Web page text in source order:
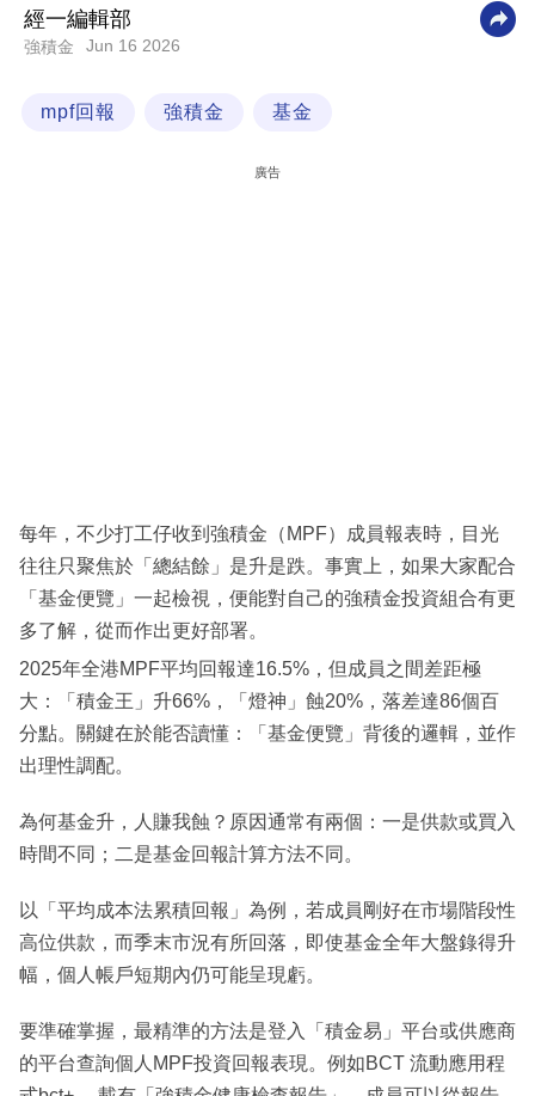
業
技
閱
專
區
經一編輯部
強積金 Jun 16 2026
mpf回報 強積金 基金
廣告
每年，不少打工仔收到強積金（MPF）成員報表時，目光
往往只聚焦於「總結餘」是升是跌。事實上，如果大家配合
「基金便覽」一起檢視，便能對自己的強積金投資組合有更
多了解，從而作出更好部署。
2025年全港MPF平均回報達16.5%，但成員之間差距極
大：「積金王」升66%，「燈神」蝕20%，落差達86個百
分點。關鍵在於能否讀懂：「基金便覽」背後的邏輯，並作
出理性調配。
為何基金升，人賺我蝕？原因通常有兩個：一是供款或買入
時間不同；二是基金回報計算方法不同。
以「平均成本法累積回報」為例，若成員剛好在市場階段性
高位供款，而季末市況有所回落，即使基金全年大盤錄得升
幅，個人帳戶短期內仍可能呈現虧。
要準確掌握，最精準的方法是登入「積金易」平台或供應商
的平台查詢個人MPF投資回報表現。例如BCT 流動應用程